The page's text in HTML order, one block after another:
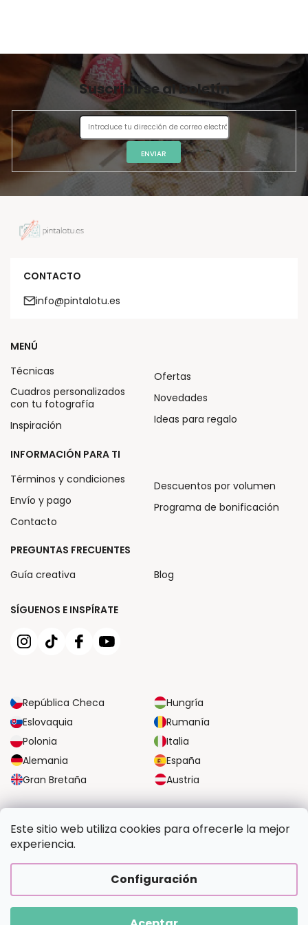
Este sitio web utiliza cookies para ofrecerle la mejor
experiencia.
Configuración
Suscribirse al boletín
ENVIAR
CONTACTO
info@pintalotu.es
SÍGUENOS E INSPÍRATE
República Checa
Hungría
Eslovaquia
Rumanía
Polonia
Italia
Alemania
España
Gran Bretaña
Austria
MENÚ
Técnicas
Cuadros personalizados
con tu fotografía
Inspiración
Ofertas
Novedades
Ideas para regalo
INFORMACIÓN PARA TI
Términos y condiciones
Envío y pago
Contacto
Descuentos por volumen
Programa de bonificación
PREGUNTAS FRECUENTES
Guía creativa
Blog
OPCIONES SEGURAS DE PAGO
Pintalotu.es. Todos los derechos reservados.